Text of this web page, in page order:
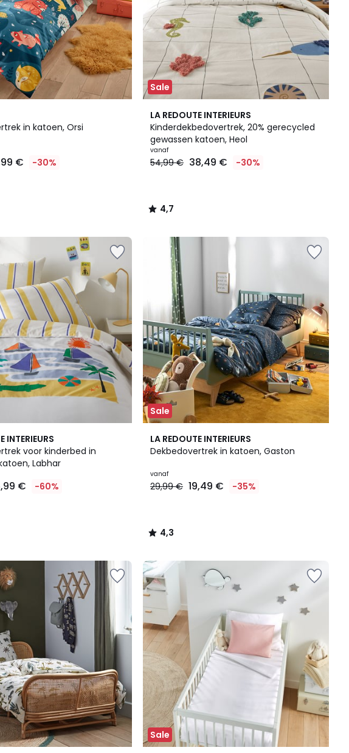
in katoen, Orsi
€ -30%
Sale
LA REDOUTE INTERIEURS
Kinderdekbedovertrek, 20% gerecycled
gewassen katoen, Heol
vanaf
54,99 € 38,49 € -30%
4,7
/ 5
4,7
/
INTERIEURS
voor kinderbed in
Labhar
€ -60%
Sale
LA REDOUTE INTERIEURS
Dekbedovertrek in katoen, Gaston
vanaf
29,99 € 19,49 € -35%
4,3
/ 5
4,3
/
Sale